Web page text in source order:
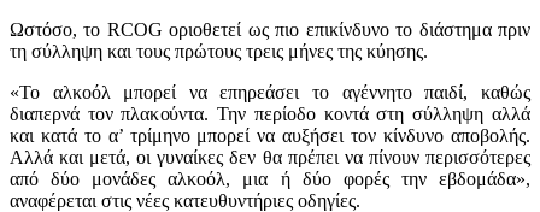
Ωστόσο, το RCOG οριοθετεί ως πιο επικίνδυνο το διάστημα πριν
τη σύλληψη και τους πρώτους τρεις μήνες της κύησης.
«Το αλκοόλ μπορεί να επηρεάσει το αγέννητο παιδί, καθώς
διαπερνά τον πλακούντα. Την περίοδο κοντά στη σύλληψη αλλά
και κατά το α’ τρίμηνο μπορεί να αυξήσει τον κίνδυνο αποβολής.
Αλλά και μετά, οι γυναίκες δεν θα πρέπει να πίνουν περισσότερες
από δύο μονάδες αλκοόλ, μια ή δύο φορές την εβδομάδα»,
αναφέρεται στις νέες κατευθυντήριες οδηγίες.